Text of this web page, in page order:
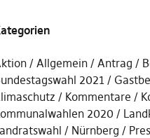
Allgemein Antrag
2021
Kommentare
2020
Nürnberg